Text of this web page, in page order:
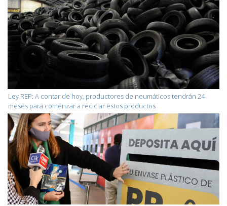
Ley REP: A contar de hoy, productores de neumáticos tendrán 24
meses para comenzar a reciclar estos productos